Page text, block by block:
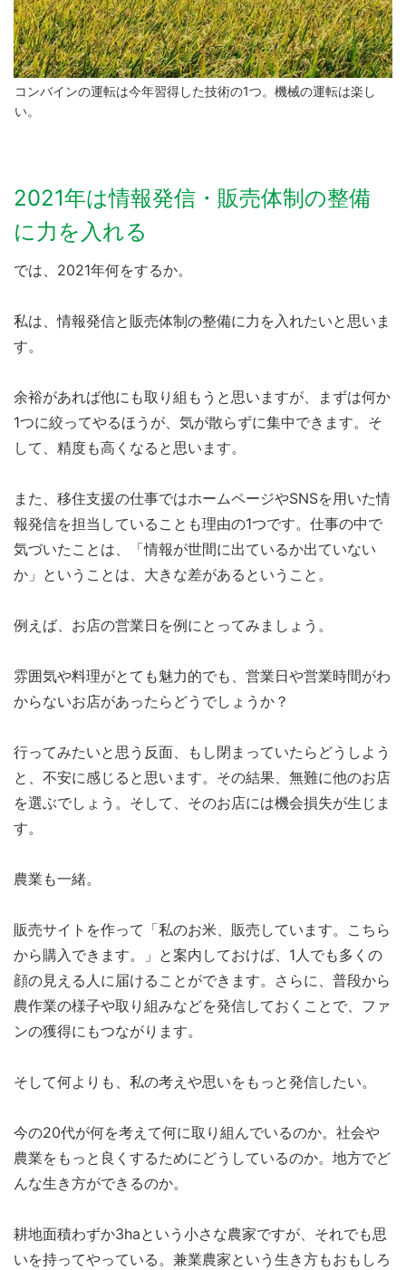
コンバインの運転は今年習得した技術の1つ。機械の運転は楽し
い。
2021年は情報発信・販売体制の整備
に力を入れる
では、2021年何をするか。
私は、情報発信と販売体制の整備に力を入れたいと思いま
す。
余裕があれば他にも取り組もうと思いますが、まずは何か
1つに絞ってやるほうが、気が散らずに集中できます。そ
して、精度も高くなると思います。
また、移住支援の仕事ではホームページやSNSを用いた情
報発信を担当していることも理由の1つです。仕事の中で
気づいたことは、「情報が世間に出ているか出ていない
か」ということは、大きな差があるということ。
例えば、お店の営業日を例にとってみましょう。
雰囲気や料理がとても魅力的でも、営業日や営業時間がわ
からないお店があったらどうでしょうか？
行ってみたいと思う反面、もし閉まっていたらどうしよう
と、不安に感じると思います。その結果、無難に他のお店
を選ぶでしょう。そして、そのお店には機会損失が生じま
す。
農業も一緒。
販売サイトを作って「私のお米、販売しています。こちら
から購入できます。」と案内しておけば、1人でも多くの
顔の見える人に届けることができます。さらに、普段から
農作業の様子や取り組みなどを発信しておくことで、ファ
ンの獲得にもつながります。
そして何よりも、私の考えや思いをもっと発信したい。
今の20代が何を考えて何に取り組んでいるのか。社会や
農業をもっと良くするためにどうしているのか。地方でど
んな生き方ができるのか。
耕地面積わずか3haという小さな農家ですが、それでも思
いを持ってやっている。兼業農家という生き方もおもしろ